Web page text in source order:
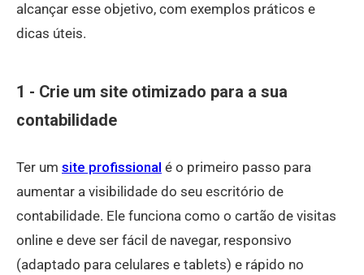
alcançar esse objetivo, com exemplos práticos e
dicas úteis.
1 - Crie um site otimizado para a sua
contabilidade
Ter um site profissional é o primeiro passo para
aumentar a visibilidade do seu escritório de
contabilidade. Ele funciona como o cartão de visitas
online e deve ser fácil de navegar, responsivo
(adaptado para celulares e tablets) e rápido no